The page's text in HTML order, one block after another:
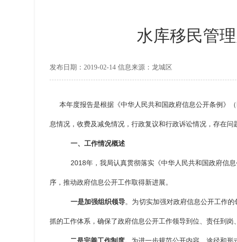
水库移民管
发布日期：2019-02-14 信息来源：龙城区
本年度报告是根据《中华人民共和国政府信息公开条例》
息情况，收费及减免情况，行政复议和行政诉讼情况，存在
一、工作情况概述
2018年，我局认真贯彻落实《中华人民共和国政府信
序，推动政府信息公开工作取得新进展。
一是加强组织领导。为切实加强对政府信息公开工作
抓的工作体系，确保了政府信息公开工作领导到位、责任到